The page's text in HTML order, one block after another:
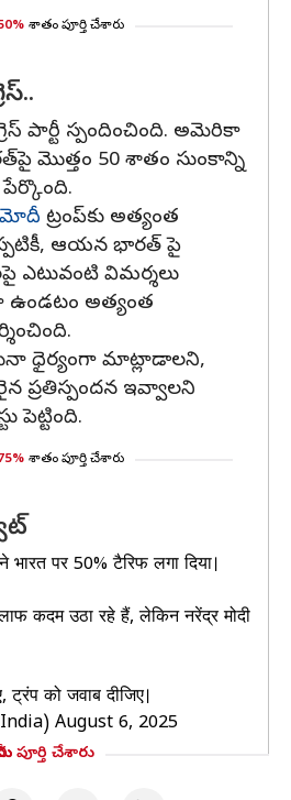
శాతం పూర్తి చేశారు
పార్టీ స్పందించింది. అమెరికా
మొత్తం 50 శాతం సుంకాన్ని
మోదీ ట్రంప్‌కు అత్యంత
ఆయన భారత్ పై
ఎటువంటి విమర్శలు
అత్యంత
ధైర్యంగా మాట్లాడాలని,
ప్రతిస్పందన ఇవ్వాలని
పెట్టింది.
శాతం పూర్తి చేశారు
भारत पर 50% टैरिफ लगा दिया।
कदम उठा रहे हैं, लेकिन नरेंद्र मोदी
ट्रंप को जवाब दीजिए।
August 6, 2025
పూర్తి చేశారు